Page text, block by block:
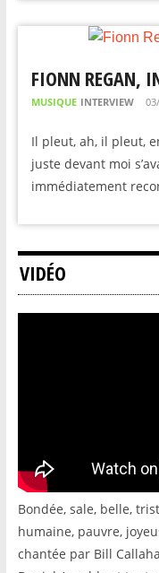
FIONN REGAN,
MUSIQUE INTERVIEW
Il pleut, ah, il pleut,
juste devant moi
immédiatement
VIDÉO
Bondée, sale, belle,
humaine, pauvre,
chantée par Bill